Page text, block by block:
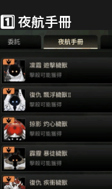
1️⃣ 夜航手冊